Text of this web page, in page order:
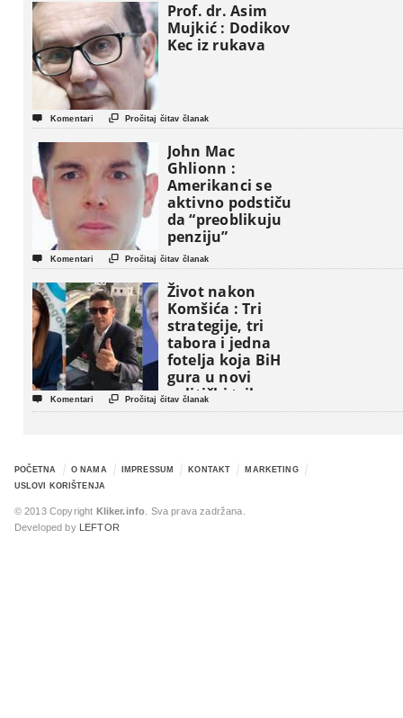
Prof. dr. Asim
Mujkić : Dodikov
Kec iz rukava
 Komentari  Pročitaj čitav članak
John Mac
Ghlionn :
Amerikanci se
aktivno podstiču
da “preoblikuju
penziju”
 Komentari  Pročitaj čitav članak
Život nakon
Komšića : Tri
strategije, tri
tabora i jedna
fotelja koja BiH
gura u novi
politički triler
 Komentari  Pročitaj čitav članak
POČETNA O NAMA IMPRESSUM KONTAKT
MARKETING
USLOVI KORIŠTENJA
© 2013 Copyright Kliker.info . Sva prava zadržana.
Developed by
LEFTOR